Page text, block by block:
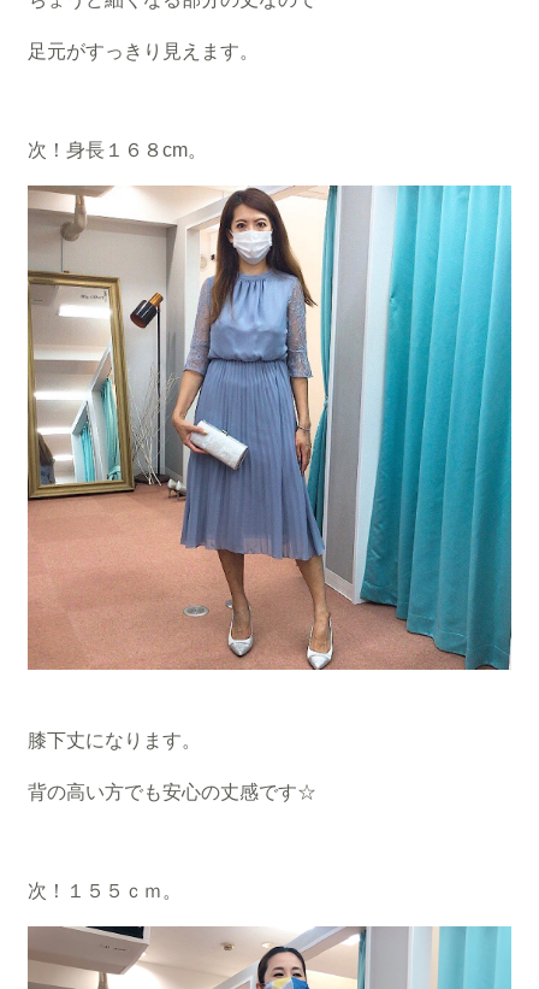
足元がすっきり見えます。
次！身長１６８cm。
膝下丈になります。
背の高い方でも安心の丈感です☆
次！１５５ｃｍ。